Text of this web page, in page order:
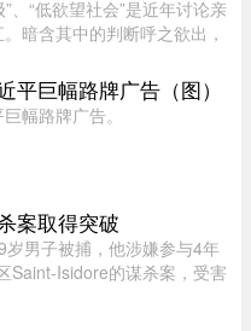
”、“低欲望社会”是近年讨论亲
暗含其中的判断呼之欲出，
一普遍的直觉保持怀疑。她
平巨幅路牌广告（图）
幅路牌广告。
案取得突破
岁男子被捕，他涉嫌参与4年
Saint-Isidore的谋杀案，受害